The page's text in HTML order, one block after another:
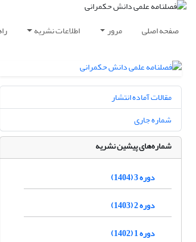
صفحه اصلی مرور اطلاعات نشریه
مقالات آماده انتشار
شماره جاری
شماره‌های پیشین نشریه
دوره 3 (1404)
دوره 2 (1403)
دوره 1 (1402)